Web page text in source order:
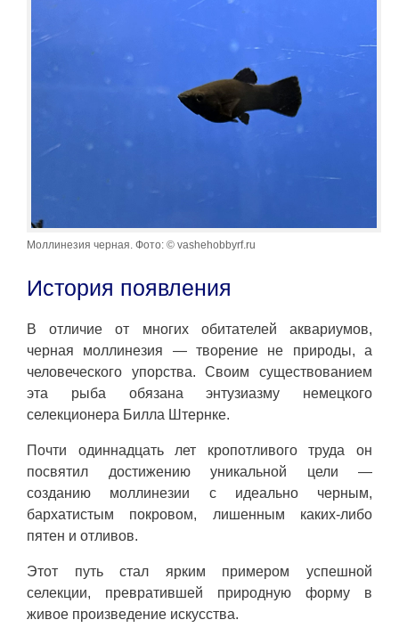
Моллинезия черная. Фото: © vashehobbyrf.ru
История появления
В отличие от многих обитателей аквариумов,
черная моллинезия — творение не природы, а
человеческого упорства. Своим существованием
эта рыба обязана энтузиазму немецкого
селекционера Билла Штернке.
Почти одиннадцать лет кропотливого труда он
посвятил достижению уникальной цели —
созданию моллинезии с идеально черным,
бархатистым покровом, лишенным каких-либо
пятен и отливов.
Этот путь стал ярким примером успешной
селекции, превратившей природную форму в
живое произведение искусства.